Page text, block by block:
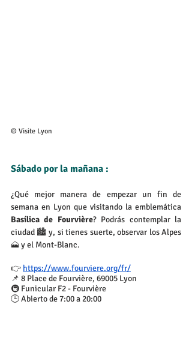
© Visite Lyon
Sábado por la mañana :
¿Qué mejor manera de empezar un fin de
Basílica de Fourvière? Podrás contemplar la
ciudad 🏙️ y, si tienes suerte, observar los Alpes
🗻 y el Mont-Blanc.
👉 https://www.fourviere.org/fr/
📌 8 Place de Fourvière, 69005 Lyon
🚇 Funicular F2 - Fourvière
🕒 Abierto de 7:00 a 20:00